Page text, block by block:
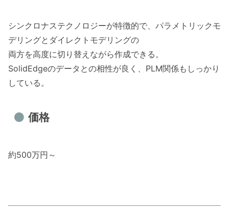
シンクロナステクノロジーが特徴的で、パラメトリックモ
デリングとダイレクトモデリングの
両方を高度に切り替えながら作成できる。
SolidEdgeのデータとの相性が良く、PLM関係もしっかり
している。
価格
約500万円～